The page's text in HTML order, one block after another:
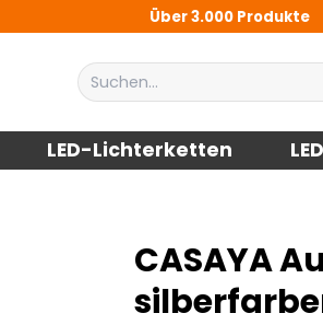
Über 3.000 Produkte
Suchen
nach:
LED-Lichterketten
CASAYA